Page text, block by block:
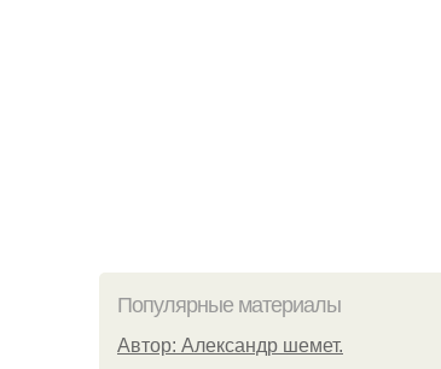
Популярные материалы
Автор: Александр шемет.